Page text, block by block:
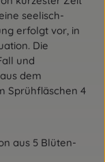
seelisch-
erfolgt vor, in
Die
und
dem
Sprühfläschen 4
aus 5 Blüten-